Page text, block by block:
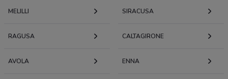
MELILLI SIRACUSA
RAGUSA CALTAGIRONE
AVOLA ENNA